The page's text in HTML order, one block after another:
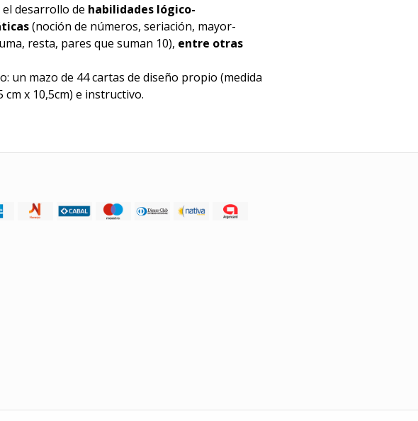
desarrollo de habilidades lógico-
(noción de números, seriación, mayor-
resta, pares que suman 10), entre otras
un mazo de 44 cartas de diseño propio (medida
cm x 10,5cm) e instructivo.